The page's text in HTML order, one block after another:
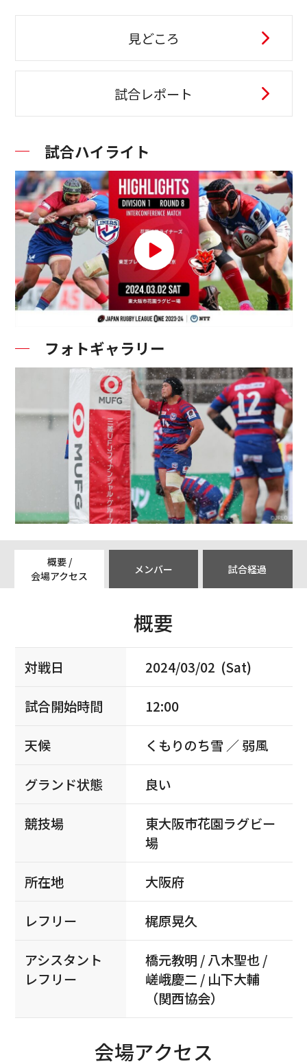
見どころ
試合レポート
試合ハイライト
フォトギャラリー
概要 /
会場アクセス
メンバー 試合経過
概要
対戦日 2024/03/02 (Sat)
試合開始時間 12:00
天候 くもりのち雪 ／ 弱風
グランド状態 良い
競技場
東大阪市花園ラグビー
場
所在地 大阪府
レフリー 梶原晃久
アシスタント
レフリー
橋元教明 / 八木聖也 /
嵯峨慶二 / 山下大輔
（関西協会）
会場アクセス